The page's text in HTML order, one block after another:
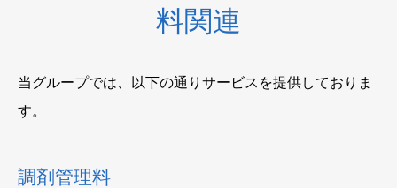
料関連
当グループでは、以下の通りサービスを提供しておりま
す。
調剤管理料